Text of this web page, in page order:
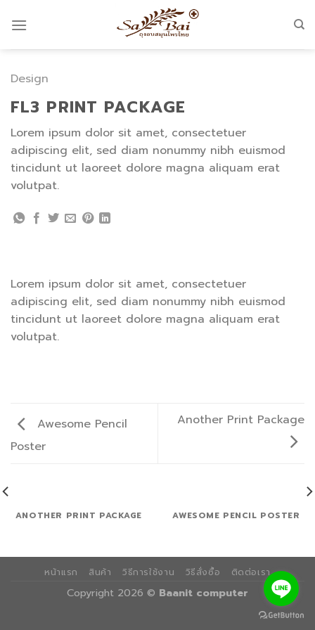
Design
FL3 PRINT PACKAGE
Lorem ipsum dolor sit amet, consectetuer
adipiscing elit, sed diam nonummy nibh euismod
tincidunt ut laoreet dolore magna aliquam erat
volutpat.
Lorem ipsum dolor sit amet, consectetuer
adipiscing elit, sed diam nonummy nibh euismod
tincidunt ut laoreet dolore magna aliquam erat
volutpat.
Awesome Pencil
Poster
Another Print Package
ANOTHER PRINT PACKAGE AWESOME PENCIL POSTER
หน้าแรก สินค้า วิธีการใช้งาน วิธีสั่งซื้อ ติดต่อเรา
Copyright 2026 © Baanit computer